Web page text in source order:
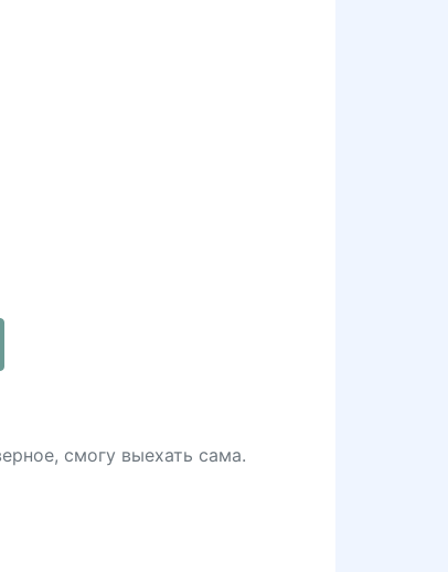
смогу выехать сама.